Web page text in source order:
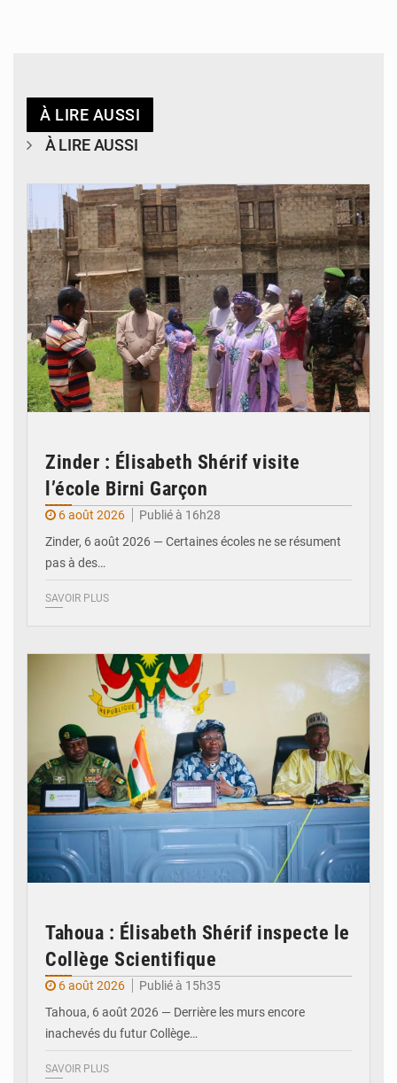
À LIRE AUSSI
À LIRE AUSSI
Zinder : Élisabeth Shérif visite
l’école Birni Garçon
6 août 2026
Publié à 16h28
Zinder, 6 août 2026 — Certaines écoles ne se résument
pas à des…
SAVOIR PLUS
Tahoua : Élisabeth Shérif inspecte le
Collège Scientifique
6 août 2026
Publié à 15h35
Tahoua, 6 août 2026 — Derrière les murs encore
inachevés du futur Collège…
SAVOIR PLUS